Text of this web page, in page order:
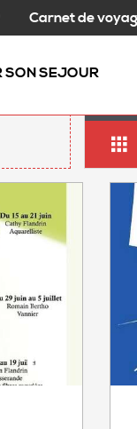
Carnet de
SON SEJOUR